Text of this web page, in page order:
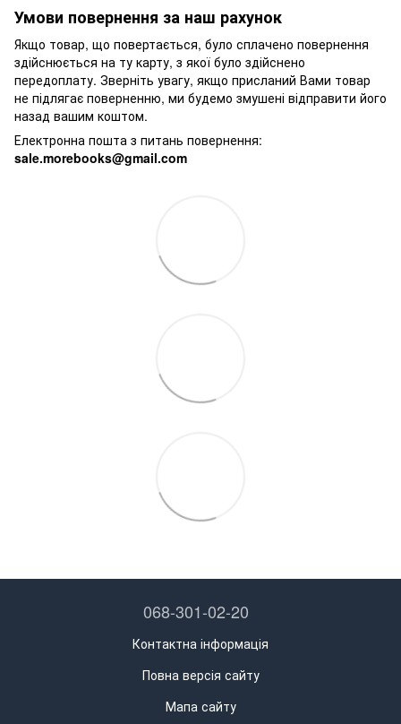
Умови повернення за наш рахунок
Якщо товар, що повертається, було сплачено повернення
здійснюється на ту карту, з якої було здійснено
передоплату. Зверніть увагу, якщо присланий Вами товар
не підлягає поверненню, ми будемо змушені відправити його
назад вашим коштом.
Електронна пошта з питань повернення:
sale.morebooks@gmail.com
068-301-02-20
Контактна інформація
Повна версія сайту
Мапа сайту